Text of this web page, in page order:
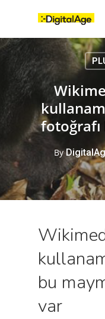
content
By
bu
var